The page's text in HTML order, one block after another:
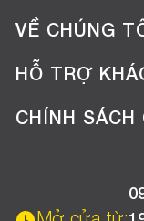
VỀ CHÚNG
Giới thiệu công ty
Tuyển dụng
HỖ TRỢ
Hướng dẫn mua
Chương trình
CHÍNH SÁCH
Chính sách bảo